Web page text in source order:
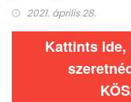
2021. április 28.
Kattints ide,